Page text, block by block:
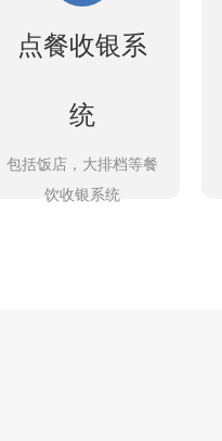
点餐收银系
统
包括饭店，大排档等餐
饮收银系统